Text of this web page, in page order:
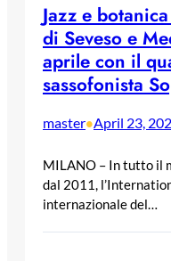
Jazz e
di Seveso e
aprile con il
sassofonista
master•April 23,
MILANO – In tutto il
dal 2011,
internazionale del…